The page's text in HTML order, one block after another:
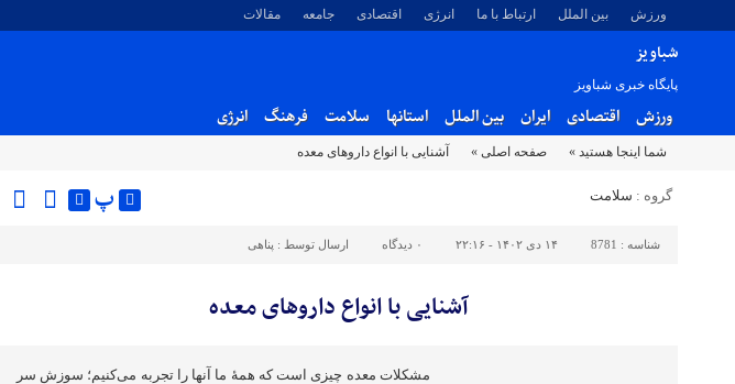
ورزش بین الملل ارتباط با ما انرژی اقتصادی جامعه مقالات
شباویز
پایگاه خبری شباویز
ورزش اقتصادی ایران بین الملل استانها سلامت فرهنگ انرژی
شما اینجا هستید » صفحه اصلی » آشنایی با انواع داروهای معده
گروه : سلامت پ
شناسه : 8781 ۱۴ دی ۱۴۰۲ - ۲۲:۱۶ ۰ دیدگاه ارسال توسط : پناهی
آشنایی با انواع داروهای معده
مشکلات معده چیزی است که همهٔ ما آنها را تجربه می‌کنیم؛ سوزش سر